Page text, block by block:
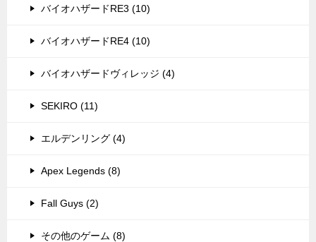
バイオハザードRE3 (10)
バイオハザードRE4 (10)
バイオハザードヴィレッジ (4)
SEKIRO (11)
エルデンリング (4)
Apex Legends (8)
Fall Guys (2)
その他のゲーム (8)